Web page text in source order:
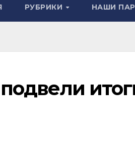
РУБРИКИ НАШИ